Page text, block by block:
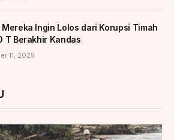
Mereka Ingin Lolos dari Korupsi Timah
T Berakhir Kandas
11, 2025